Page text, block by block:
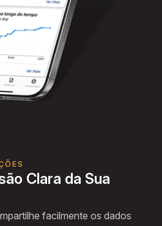
Clara da Sua
facilmente os dados